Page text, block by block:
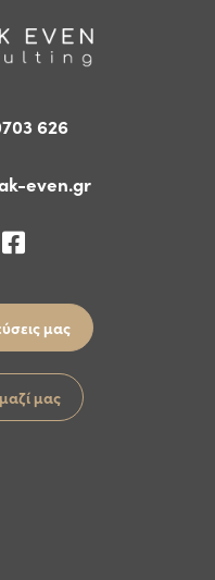
626
even.gr
μας
μας